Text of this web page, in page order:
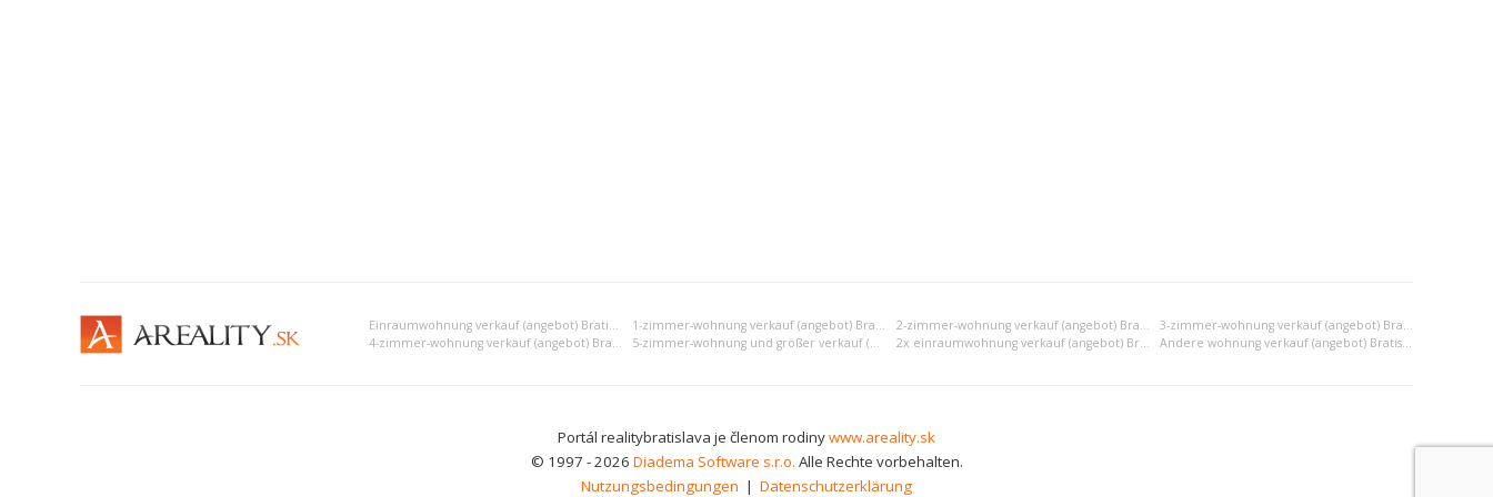
Einraumwohnung verkauf (angebot) Bratislava II 1-zimmer-wohnung verkauf (angebot) Bratislava II 2-zimmer-wohnung verkauf (angebot) Bratislava II
3-zimmer-wohnung verkauf (angebot) Bratislava II
4-zimmer-wohnung verkauf (angebot) Bratislava II
5-zimmer-wohnung und größer verkauf (angebot) Bratislava II 2x einraumwohnung verkauf (angebot) Bratislava II Andere wohnung verkauf (angebot) Bratislava II
Portál realitybratislava je členom rodinywww.areality.sk
© 1997 - 2026 Diadema Software s.r.o. Alle Rechte vorbehalten.
Nutzungsbedingungen | Datenschutzerklärung